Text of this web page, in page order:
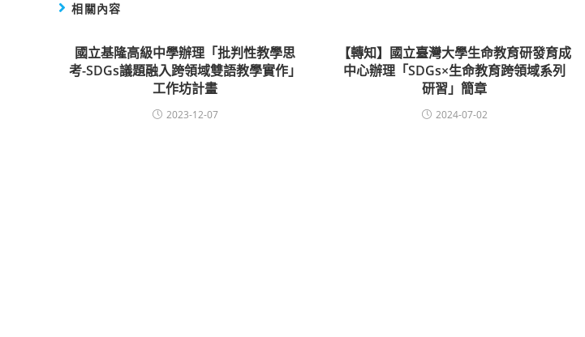
相關內容
國立基隆高級中學辦理「批判性教學思
考-SDGs議題融入跨領域雙語教學實作」
工作坊計畫
2023-12-07
【轉知】國立臺灣大學生命教育研發育成
中心辦理「SDGs×生命教育跨領域系列
研習」簡章
2024-07-02